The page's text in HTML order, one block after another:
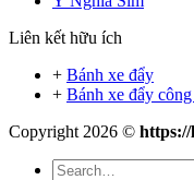
Liên kết hữu ích
+ Bánh xe đẩy
+ Bánh xe đẩy
Copyright 2026 ©